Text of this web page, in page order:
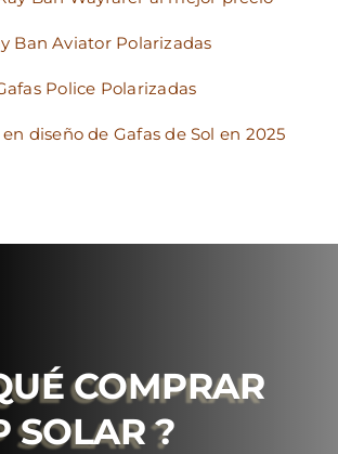
Ban Aviator Polarizadas
Police Polarizadas
diseño de Gafas de Sol en 2025
COMPRAR
SOLAR ?